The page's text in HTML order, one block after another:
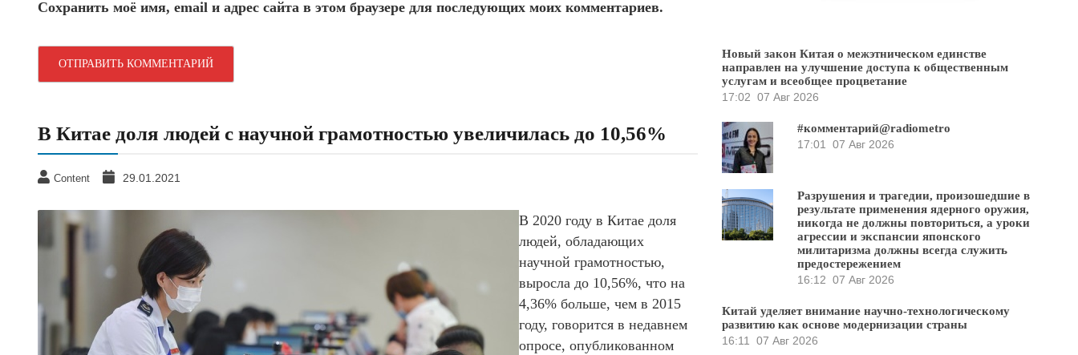
Сохранить моё имя, email и адрес сайта в этом браузере для последующих моих комментариев.
В Китае доля людей с научной грамотностью увеличилась до 10,56%
Content 29.01.2021
В 2020 году в Китае доля
людей, обладающих
научной грамотностью,
выросла до 10,56%, что на
4,36% больше, чем в 2015
году, говорится в недавнем
опросе, опубликованном
Новый закон Китая о межэтническом единстве
направлен на улучшение доступа к общественным
услугам и всеобщее процветание
17:02 07 Авг 2026
#комментарий@radiometro
17:01
07 Авг 2026
Разрушения и трагедии, произошедшие в
результате применения ядерного оружия,
никогда не должны повториться, а уроки
агрессии и экспансии японского
милитаризма должны всегда служить
предостережением
16:12 07 Авг 2026
Китай уделяет внимание научно-технологическому
развитию как основе модернизации страны
16:11
07 Авг 2026